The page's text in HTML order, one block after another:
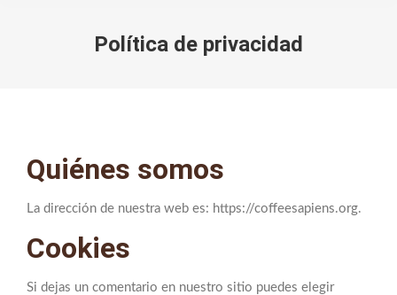
Política de privacidad
Quiénes somos
La dirección de nuestra web es: https://coffeesapiens.org.
Cookies
Si dejas un comentario en nuestro sitio puedes elegir